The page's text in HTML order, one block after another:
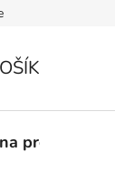
od
prodejny